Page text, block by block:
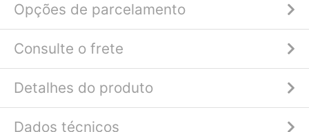
Opções de parcelamento
Consulte o frete
Detalhes do produto
Dados técnicos